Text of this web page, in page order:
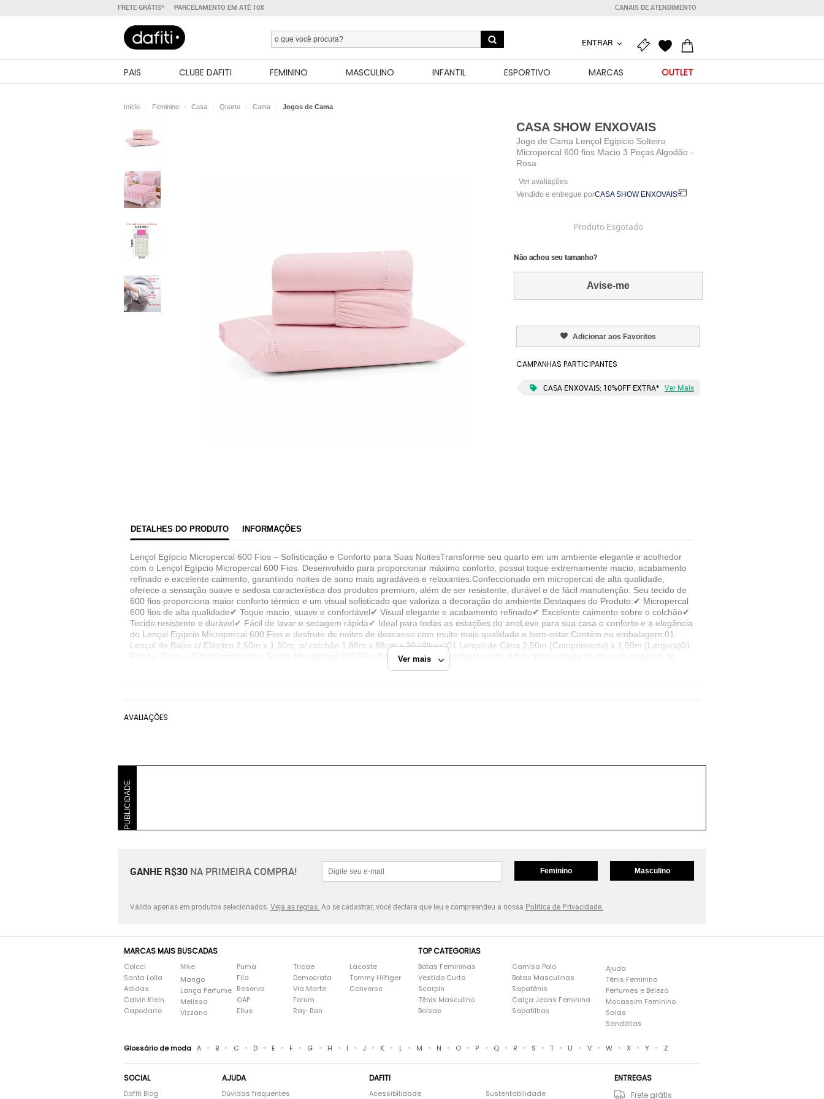
FRETE GRÁTIS* PARCELAMENTO EM ATÉ 10X CANAIS DE ATENDIMENTO
ENTRAR
PAIS CLUBE DAFITI FEMININO MASCULINO INFANTIL ESPORTIVO MARCAS OUTLET
Início Feminino Casa Quarto Cama Jogos de Cama
Fechar
CASA SHOW ENXOVAIS
Jogo de Cama Lençol Egipicio Solteiro
Micropercal 600 fios Macio 3 Peças Algodão -
Rosa
Ver avaliações
Vendido e entregue porCASA SHOW ENXOVAIS
CASA SHOW ENXOVAIS
RENATA CRISTINA SCARPIN
CNPJ
36.126.685/0001-64
Endereço
Av. Engenheiro Ivanil Francischini, 40415
IBITINGA, SP/SP
Produto Esgotado
Não achou seu tamanho?
Avise-me
Adicionar aos Favoritos
CAMPANHAS PARTICIPANTES
CASA ENXOVAIS: 10%OFF EXTRA* Ver Mais
DETALHES DO PRODUTO INFORMAÇÕES
Ver mais
Lençol Egípcio Micropercal 600 Fios – Sofisticação e Conforto para Suas NoitesTransforme seu quarto em um ambiente elegante e acolhedor
com o Lençol Egípcio Micropercal 600 Fios. Desenvolvido para proporcionar máximo conforto, possui toque extremamente macio, acabamento
refinado e excelente caimento, garantindo noites de sono mais agradáveis e relaxantes.Confeccionado em micropercal de alta qualidade,
oferece a sensação suave e sedosa característica dos produtos premium, além de ser resistente, durável e de fácil manutenção. Seu tecido de
600 fios proporciona maior conforto térmico e um visual sofisticado que valoriza a decoração do ambiente.Destaques do Produto:✔ Micropercal
600 fios de alta qualidade✔ Toque macio, suave e confortável✔ Visual elegante e acabamento refinado✔ Excelente caimento sobre o colchão✔
Tecido resistente e durável✔ Fácil de lavar e secagem rápida✔ Ideal para todas as estações do anoLeve para sua casa o conforto e a elegância
do Lençol Egípcio Micropercal 600 Fios e desfrute de noites de descanso com muito mais qualidade e bem-estar.Contém na embalagem:01
Lençol de Baixo c/ Elástico 2,50m x 1,50m, p/ colchão 1,88m x 88cm x 30 (Altura)01 Lençol de Cima 2,50m (Comprimento) x 1,50m (Largura)01
Fronha 70cm x 50cmComposição: Tecido Micropercal 600 Fios Egipicio - 100% AlgodãoAtenção: A foto apresentada no Anuncio pertence ao
nosso Atelier, é a foto original do produto(Cuidado com as Falsificações)As Cores podem mudar de acordo com o Monitor. Fique atento à
CASA SHOW ENXOVAIS Jogos de Cama CASA SHOW ENXOVAIS Rosa
AVALIAÇÕES
PUBLICIDADE
GANHE R$30 NA PRIMEIRA COMPRA! Feminino Masculino
Válido apenas em produtos selecionados. Veja as regras. Ao se cadastrar, você declara que leu e compreendeu a nossa Política de Privacidade.
MARCAS MAIS BUSCADAS
Colcci
Santa Lolla
Adidas
Calvin Klein
Capodarte
Nike
Mango
Lança Perfume
Melissa
Vizzano
Puma
Fila
Reserva
GAP
Ellus
Tricae
Democrata
Via Marte
Forum
Ray-Ban
Lacoste
Tommy Hilfiger
Converse
TOP CATEGORIAS
Botas Femininas
Vestido Curto
Scarpin
Tênis Masculino
Bolsas
Camisa Polo
Botas Masculinas
Sapatênis
Calça Jeans Feminina
Sapatilhas
Ajuda
Tênis Feminino
Perfumes e Beleza
Mocassim Feminino
Saias
Sandálias
Glossário de moda A • B • C • D • E • F • G • H • I • J • K • L • M • N • O • P • Q • R • S • T • U • V • W • X • Y • Z
SOCIAL
Dafiti Blog
AJUDA
Dúvidas frequentes
DAFITI
Acessibilidade Sustentabilidade
ENTREGAS
Frete grátis